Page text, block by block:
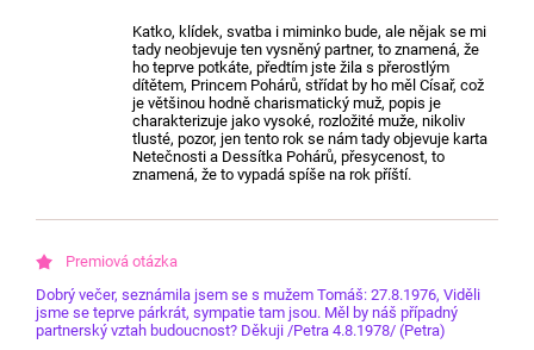
Katko, klídek, svatba i miminko bude, ale nějak se mi
tady neobjevuje ten vysněný partner, to znamená, že
ho teprve potkáte, předtím jste žila s přerostlým
dítětem, Princem Pohárů, střídat by ho měl Císař, což
je většinou hodně charismatický muž, popis je
charakterizuje jako vysoké, rozložité muže, nikoliv
tlusté, pozor, jen tento rok se nám tady objevuje karta
Netečnosti a Dessítka Pohárů, přesycenost, to
znamená, že to vypadá spíše na rok příští.
Dobrý večer, seznámila jsem se s mužem Tomáš: 27.8.1976, Viděli
jsme se teprve párkrát, sympatie tam jsou. Měl by náš případný
partnerský vztah budoucnost? Děkuji /Petra 4.8.1978/ (Petra)